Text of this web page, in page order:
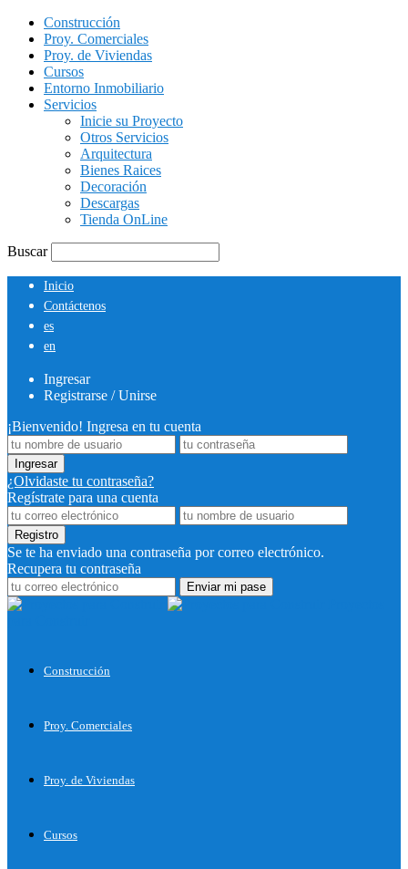
Construcción
Proy. Comerciales
Proy. de Viviendas
Cursos
Entorno Inmobiliario
Servicios
Inicie su Proyecto
Otros Servicios
Arquitectura
Bienes Raices
Decoración
Descargas
Tienda OnLine
Buscar
Inicio
Contáctenos
es
en
Ingresar
Registrarse / Unirse
¡Bienvenido! Ingresa en tu cuenta
¿Olvidaste tu contraseña?
Regístrate para una cuenta
Se te ha enviado una contraseña por correo electrónico.
Recupera tu contraseña
Construcción
Proy. Comerciales
Proy. de Viviendas
Cursos